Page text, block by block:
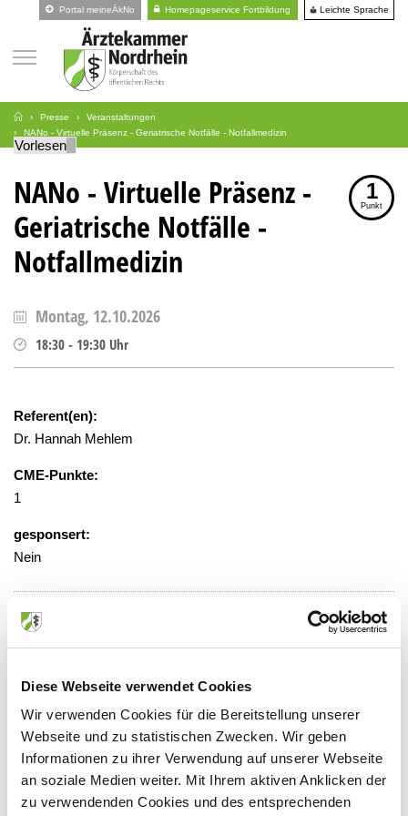
Diese Webseite verwendet Cookies
Wir verwenden Cookies für die Bereitstellung unserer
Webseite und zu statistischen Zwecken. Wir geben
Informationen zu ihrer Verwendung auf unserer Webseite
an soziale Medien weiter. Mit Ihrem aktiven Anklicken der
zu verwendenden Cookies und des entsprechenden
Portal meineÄkNo Homepageservice Fortbildung Leichte Sprache
Presse
Veranstaltungen
NANo - Virtuelle Präsenz - Geriatrische Notfälle - Notfallmedizin
Vorlesen
NANo - Virtuelle Präsenz -
Geriatrische Notfälle -
Notfallmedizin
1
Punkt
Montag, 12.10.2026
18:30 - 19:30 Uhr
Referent(en):
Dr. Hannah Mehlem
CME-Punkte:
1
gesponsert:
Nein
gebührenfrei, Anmeldung erforderlich
Virtuelle Präsenz, 52074 Aachen
Anbieter: